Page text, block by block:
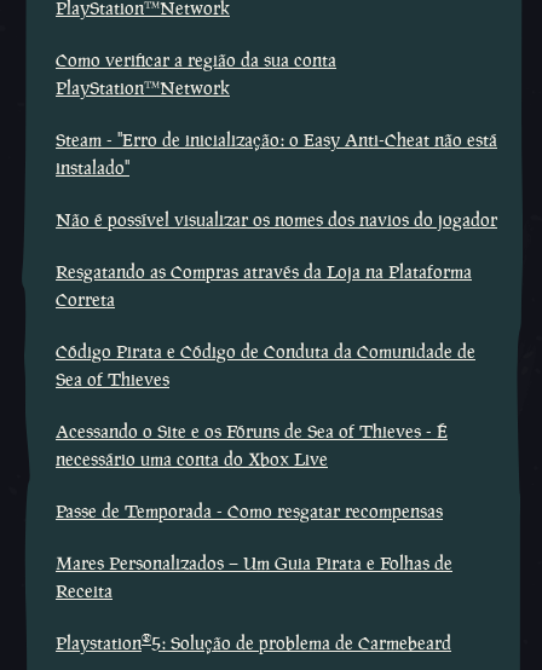
PlayStation™Network
Como verificar a região da sua conta
PlayStation™Network
Steam - ''Erro de inicialização: o Easy Anti-Cheat não está
instalado''
Não é possível visualizar os nomes dos navios do jogador
Resgatando as Compras através da Loja na Plataforma
Correta
Código Pirata e Código de Conduta da Comunidade de
Sea of Thieves
Acessando o Site e os Fóruns de Sea of Thieves - É
necessário uma conta do Xbox Live
Passe de Temporada - Como resgatar recompensas
Mares Personalizados – Um Guia Pirata e Folhas de
Receita
Playstation®5: Solução de problema de Carmebeard